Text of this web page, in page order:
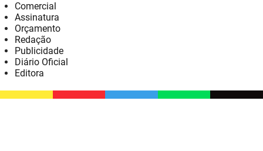
Comercial
Assinatura
Orçamento
Redação
Publicidade
Diário Oficial
Editora